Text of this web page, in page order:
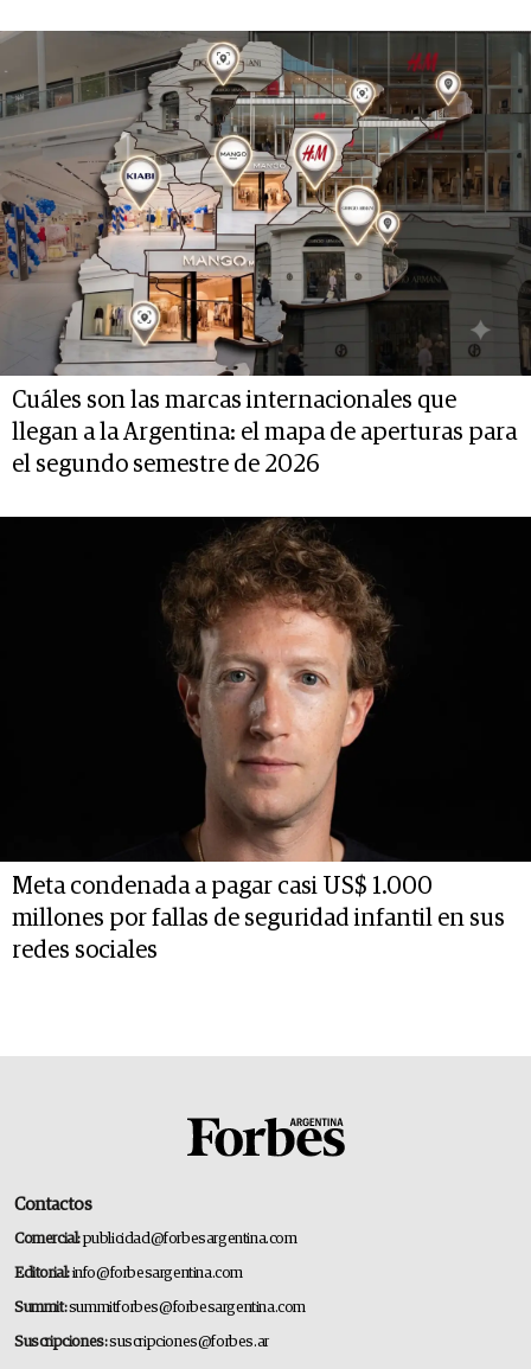
Cuáles son las marcas internacionales que
llegan a la Argentina: el mapa de aperturas para
el segundo semestre de 2026
Meta condenada a pagar casi US$ 1.000
millones por fallas de seguridad infantil en sus
redes sociales
Contactos
Comercial:publicidad@forbesargentina.com
Editorial:info@forbesargentina.com
Summit:summitforbes@forbesargentina.com
Suscripciones:suscripciones@forbes.ar